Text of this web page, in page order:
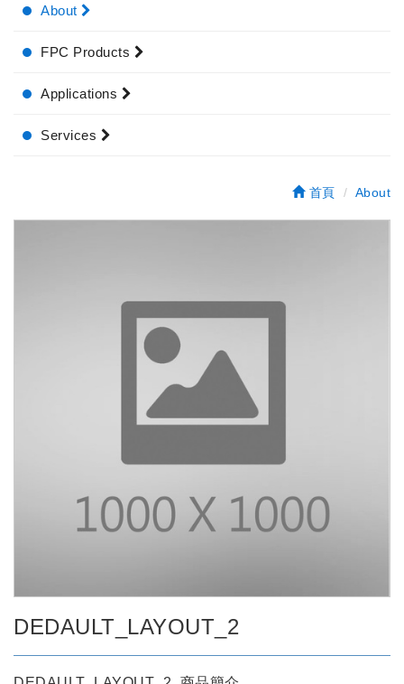
About
FPC Products
Applications
Services
首頁 About
DEDAULT_LAYOUT_2